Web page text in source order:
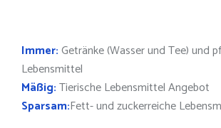
Immer:Getränke (Wasser und Tee) und
Lebensmittel
Mäßig:Tierische Lebensmittel Angebot
Sparsam:Fett- und zuckerreiche